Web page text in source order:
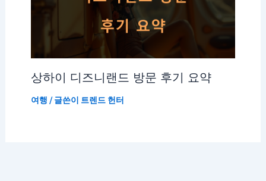
상하이 디즈니랜드 방문 후기 요약
여행 / 글쓴이 트렌드 헌터